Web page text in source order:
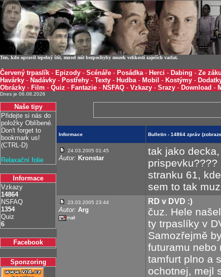
Ten, kdo opravil tepelný štít, musel mít bezpochyby mozek velikosti zaječích varlat.
Červený trpaslík - Epizody - Scénáře - Posádka- Herci - Dabing - Ze
Havárky - Nadávky - Postřehy - Texty - Hudba- Mobil - Kostýmy -
Obrázky - Film - Quiz - Fantazie - NSFAQ - Vzkazy - Srazy - Download -
Dnes je 06.08.2026
Naše tipy
Přidejte si nás do
položky Oblíbené.
Don't forget to
bookmark us!
(CTRL-D)
Relaxační folie
Informace
Vzkazy
14864
NSFAQ
1354
Quiz
6
Facebook
Sponzoring
Informace Bulletin - 14864 zpráv
24.03.2005 01:45
Autor: Kronstar
tak jako
stranku 61,
sem to tak
23.03.2005 23:44
Autor: Arg
RD v DVD :)
čuz. Hele
ty trpaslíky v
Samozřejmě
futuramu nebo
tamfurt plno a
ochotnej, mejl